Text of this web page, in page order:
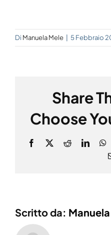
Di Manuela Mele 5 Febbraio
Share
Choose
Facebook
X Reddit
Scritto da: